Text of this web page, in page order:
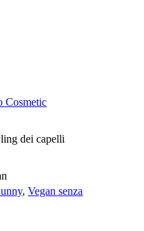
Cosmetic
dei capelli
, Vegan senza